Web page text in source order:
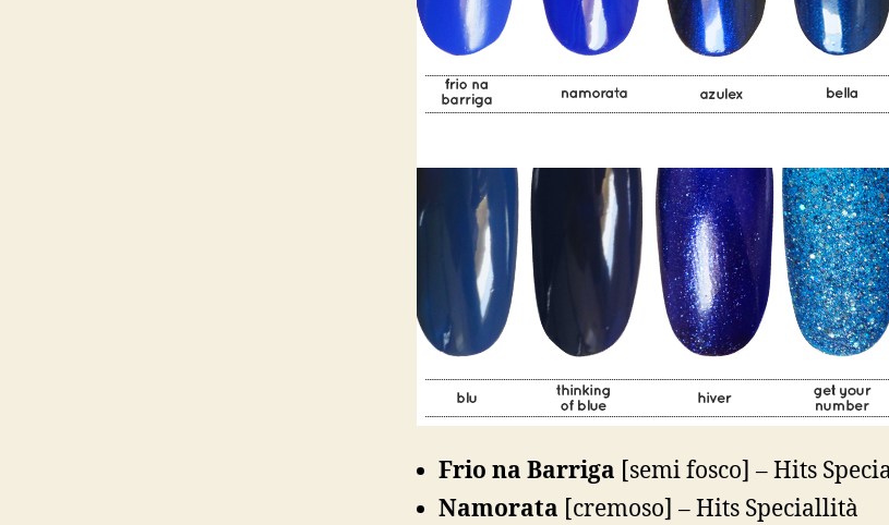
Frio na Barriga [semi fosco] – Hits
Namorata [cremoso] – Hits Speciallità